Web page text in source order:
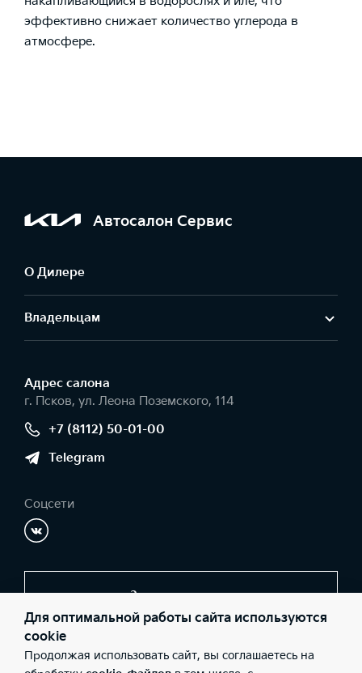
эффективно снижает количество углерода в
атмосфере.
Автосалон Сервис
О Дилере
Владельцам
Адрес салонa
г. Псков, ул. Леона Поземского, 114
+7 (8112) 50-01-00
Telegram
Соцсети
Заказать звонок
© 2026 Юридические лица ООО «Автосалон Сервис»
(Фактический адрес: г. Псков, ул. Леона Поземского, 114;
Для оптимальной работы сайта используются
cookie
Продолжая использовать сайт, вы соглашаетесь на